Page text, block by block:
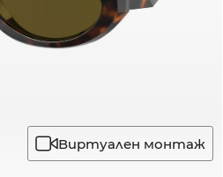
Виртуален монтаж